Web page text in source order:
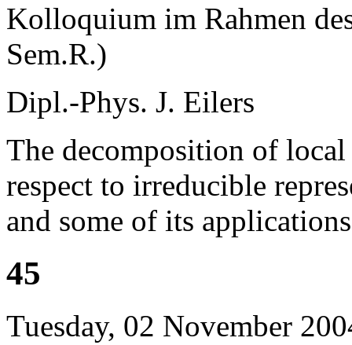
Kolloquium im Rahmen
Sem.R.)
Dipl.-Phys. J. Eilers
The decomposition of
respect to irreducible
and some of its
45
Tuesday, 02 November